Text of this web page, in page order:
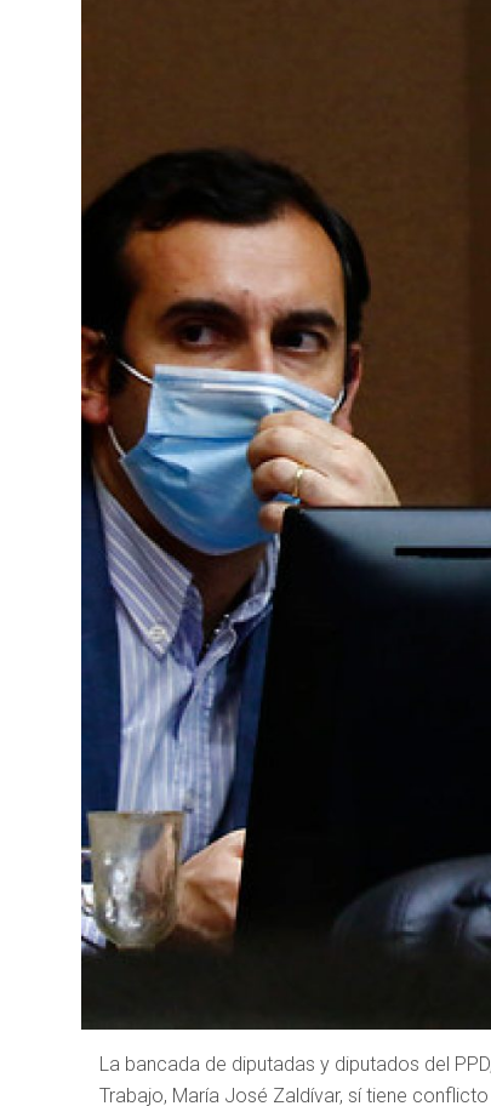
La bancada de diputadas y diputados del
Trabajo, María José Zaldívar, sí tiene